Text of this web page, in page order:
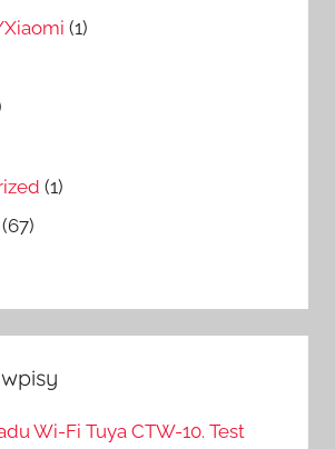
(1)
(1)
(67)
Wi-Fi Tuya CTW-10. Test